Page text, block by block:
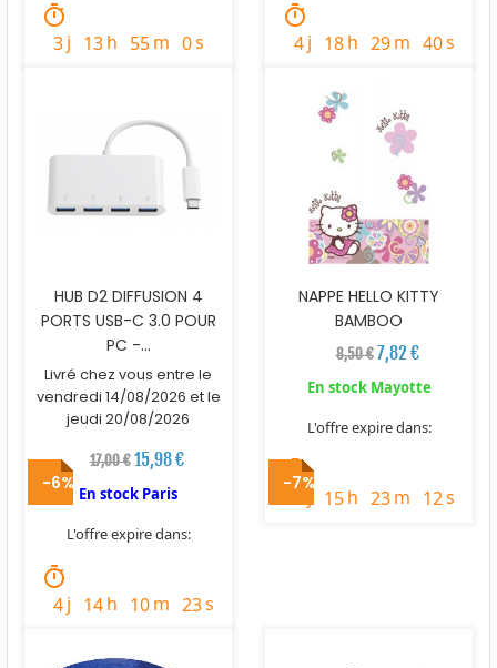
timer
3j 13h 55m 58
timer
4j 18h 29m 39s
HUB D2 DIFFUSION 4
PORTS USB-C 3.0 POUR
PC -...
Livré chez vous entre le
vendredi 14/08/2026 et le
jeudi 20/08/2026
17,00 € 15,98 €
En stock Paris
L'offre expire dans:
timer
4j 14h 10m 22s
NAPPE HELLO KITTY
BAMBOO
8,50 € 7,82 €
En stock Mayotte
L'offre expire dans:
timer
j 15h 23m 11s
-6% -7%